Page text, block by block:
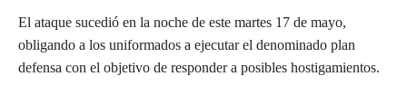
El ataque sucedió en la noche de este martes 17 de mayo,
obligando a los uniformados a ejecutar el denominado plan
defensa con el objetivo de responder a posibles hostigamientos.‌‌